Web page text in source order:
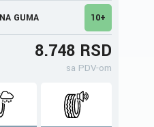
GUMA 10+
8.748 RSD
sa PDV-om